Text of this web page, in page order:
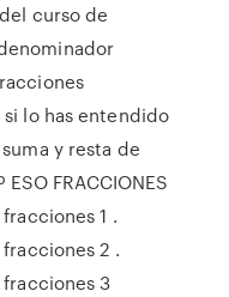
curso de
lo has entendido
y resta de
ESO FRACCIONES
1 .
2 .
3